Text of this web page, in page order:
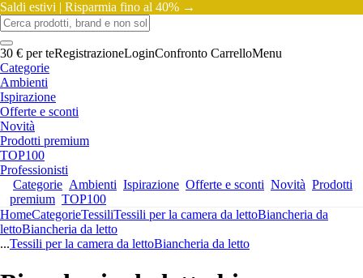
Saldi estivi | Risparmia fino al 40% →
30 € per teRegistrazioneLoginConfronto CarrelloMenu
Categorie
Ambienti
Ispirazione
Offerte e sconti
Novità
Prodotti premium
TOP100
Professionisti
Categorie Ambienti Ispirazione Offerte e sconti Novità Prodotti
premium TOP100
HomeCategorieTessiliTessili per la camera da lettoBiancheria da
lettoBiancheria da letto
...Tessili per la camera da lettoBiancheria da letto